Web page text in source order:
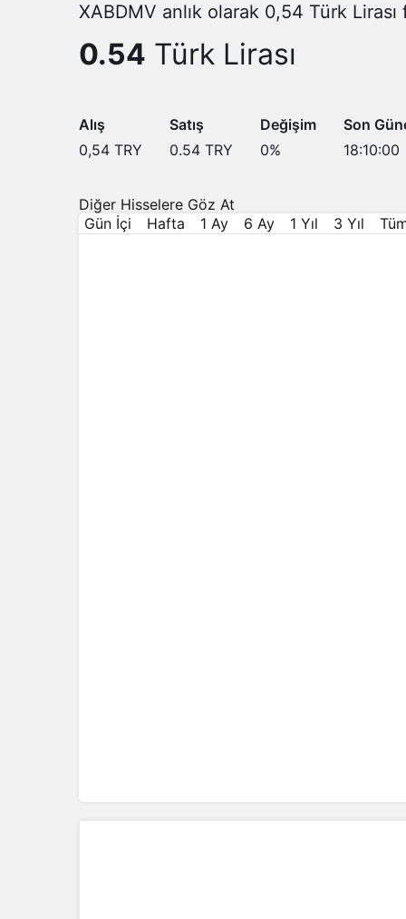
XABDMV anlık olarak 0,54 Türk
0.54 Türk Lirası
Alış
0,54 TRY
Satış
0.54 TRY
Değişim
0%
Son
18:10:00
Diğer Hisselere Göz At
Gün İçi
Hafta 1 Ay 6 Ay 1 Yıl 3 Yıl